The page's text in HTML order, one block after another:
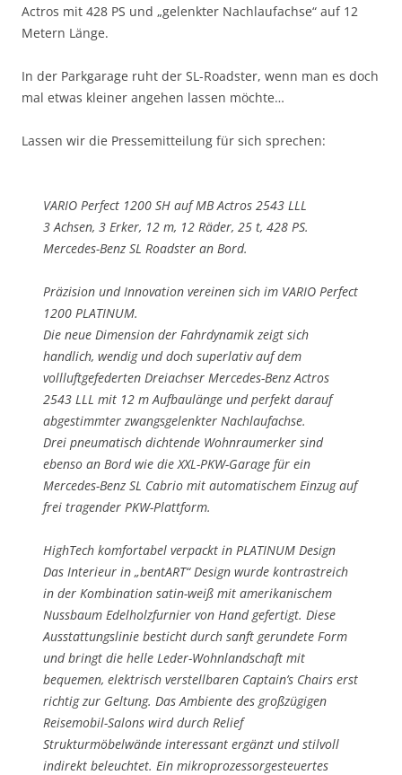
Actros mit 428 PS und „gelenkter Nachlaufachse“ auf 12
Metern Länge.
In der Parkgarage ruht der SL-Roadster, wenn man es doch
mal etwas kleiner angehen lassen möchte…
Lassen wir die Pressemitteilung für sich sprechen:
VARIO Perfect 1200 SH auf MB Actros 2543 LLL
3 Achsen, 3 Erker, 12 m, 12 Räder, 25 t, 428 PS.
Mercedes-Benz SL Roadster an Bord.
Präzision und Innovation vereinen sich im VARIO Perfect
1200 PLATINUM.
Die neue Dimension der Fahrdynamik zeigt sich
handlich, wendig und doch superlativ auf dem
vollluftgefederten Dreiachser Mercedes-Benz Actros
2543 LLL mit 12 m Aufbaulänge und perfekt darauf
abgestimmter zwangsgelenkter Nachlaufachse.
Drei pneumatisch dichtende Wohnraumerker sind
ebenso an Bord wie die XXL-PKW-Garage für ein
Mercedes-Benz SL Cabrio mit automatischem Einzug auf
frei tragender PKW-Plattform.
HighTech komfortabel verpackt in PLATINUM Design
Das Interieur in „bentART“ Design wurde kontrastreich
in der Kombination satin-weiß mit amerikanischem
Nussbaum Edelholzfurnier von Hand gefertigt. Diese
Ausstattungslinie besticht durch sanft gerundete Form
und bringt die helle Leder-Wohnlandschaft mit
bequemen, elektrisch verstellbaren Captain’s Chairs erst
richtig zur Geltung. Das Ambiente des großzügigen
Reisemobil-Salons wird durch Relief
Strukturmöbelwände interessant ergänzt und stilvoll
indirekt beleuchtet. Ein mikroprozessorgesteuertes